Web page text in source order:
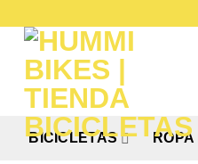
contenido
BICICLETAS ROPA